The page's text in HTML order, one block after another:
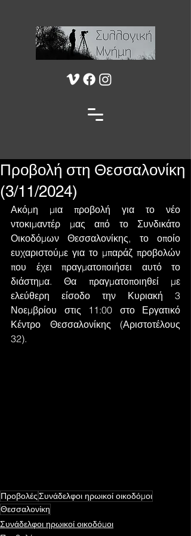
Προβολή στη Θεσσαλονίκη
(3/11/2024)
Ακόμη μια προβολή για το νέο
ντοκιμαντέρ μας από το Συνδικάτο
Οικοδόμων Θεσσαλονίκης, το οποίο
ευχαριστούμε για το μπαράζ προβολών
που έχει πραγματοποιήσει αυτό το
διάστημα. Θα πραγματοποιηθεί με
ελεύθερη είσοδο την Κυριακή 3
Νοεμβρίου στις 11:00 στο Εργατικό
Κέντρο Θεσσαλονίκης (Αριστοτέλους
32).
ΠροβολέςΣυνάδελφοι ηρωικοί οικοδόμοι
Θεσσαλονίκη
Συνάδελφοι ηρωικοί οικοδόμοι